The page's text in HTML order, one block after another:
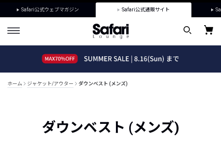
Safari公式ウェブマガジン Safari公式通販サイト
ホーム ジャケット/アウター ダウンベスト (メンズ)
ダウンベスト (メンズ)